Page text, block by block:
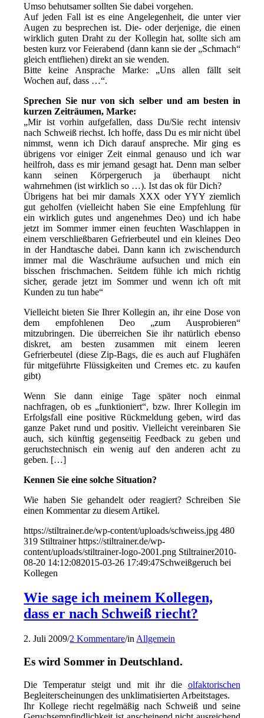
Umso behutsamer sollten Sie dabei vorgehen.
Auf jeden Fall ist es eine Angelegenheit, die unter vier
Augen zu besprechen ist. Die- oder derjenige, die einen
wirklich guten Draht zu der Kollegin hat, sollte sich am
besten kurz vor Feierabend (dann kann sie der „Schmach“
gleich entfliehen) direkt an sie wenden.
Bitte keine Ansprache Marke: „Uns allen fällt seit
Wochen auf, dass …“.
Sprechen Sie nur von sich selber und am besten in
kurzen Zeiträumen, Marke:
„Mir ist vorhin aufgefallen, dass Du/Sie recht intensiv
nach Schweiß riechst. Ich hoffe, dass Du es mir nicht übel
nimmst, wenn ich Dich darauf anspreche. Mir ging es
übrigens vor einiger Zeit einmal genauso und ich war
heilfroh, dass es mir jemand gesagt hat. Denn man selber
kann seinen Körpergeruch ja überhaupt nicht
wahrnehmen (ist wirklich so …). Ist das ok für Dich?
Übrigens hat bei mir damals XXX oder YYY ziemlich
gut geholfen (vielleicht haben Sie eine Empfehlung für
ein wirklich gutes und angenehmes Deo) und ich habe
jetzt im Sommer immer einen feuchten Waschlappen in
einem verschließbaren Gefrierbeutel und ein kleines Deo
in der Handtasche dabei. Dann kann ich zwischendurch
immer mal die Waschräume aufsuchen und mich ein
bisschen frischmachen. Seitdem fühle ich mich richtig
sicher, gerade jetzt im Sommer und wenn ich oft mit
Kunden zu tun habe“
Vielleicht bieten Sie Ihrer Kollegin an, ihr eine Dose von
dem empfohlenen Deo „zum Ausprobieren“
mitzubringen. Die überreichen Sie ihr natürlich ebenso
diskret, am besten zusammen mit einem leeren
Gefrierbeutel (diese Zip-Bags, die es auch auf Flughäfen
für mitgeführte Flüssigkeiten und Cremes etc. zu kaufen
gibt)
Wenn Sie dann einige Tage später noch einmal
nachfragen, ob es „funktioniert“, bzw. Ihrer Kollegin im
Erfolgsfall eine positive Rückmeldung geben, wird das
ganze Paket rund und positiv. Vielleicht vereinbaren Sie
auch, sich künftig gegenseitig Feedback zu geben und
geruchstechnisch ein wenig auf den anderen acht zu
geben. […]
Kennen Sie eine solche Situation?
Wie haben Sie gehandelt oder reagiert? Schreiben Sie
einen Kommentar zu diesem Artikel.
https://stiltrainer.de/wp-content/uploads/schweiss.jpg 480
319 Stiltrainer https://stiltrainer.de/wp-
content/uploads/stiltrainer-logo-2001.png Stiltrainer2010-
08-20 14:12:082015-03-26 17:49:47Schweißgeruch bei
Kollegen
Wie sage ich meinem Kollegen,
dass er nach Schweiß riecht?
2. Juli 2009/2 Kommentare/in Allgemein
Es wird Sommer in Deutschland.
Die Temperatur steigt und mit ihr die olfaktorischen
Begleiterscheinungen des unklimatisierten Arbeitstages.
Ihr Kollege riecht regelmäßig nach Schweiß und seine